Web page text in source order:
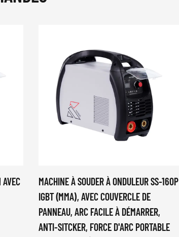
AVEC
MACHINE À SOUDER À ONDULEUR SS-160P
IGBT (MMA), AVEC COUVERCLE DE
PANNEAU, ARC FACILE À DÉMARRER,
ANTI-SITCKER, FORCE D'ARC PORTABLE